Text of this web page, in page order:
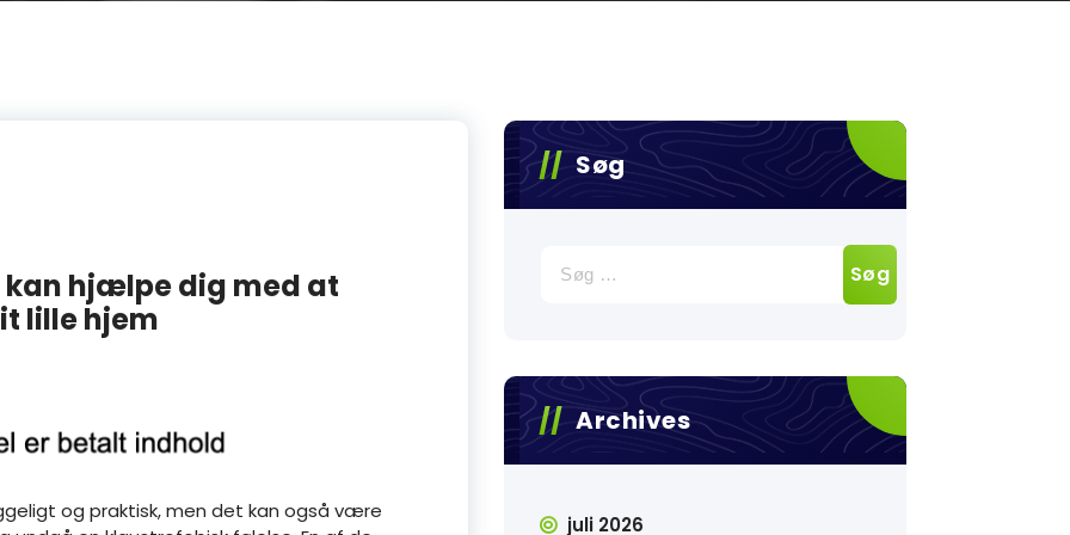
hjælpe dig med at
lille hjem
og praktisk, men det kan også være
Søg
efter:
Archives
juli 2026